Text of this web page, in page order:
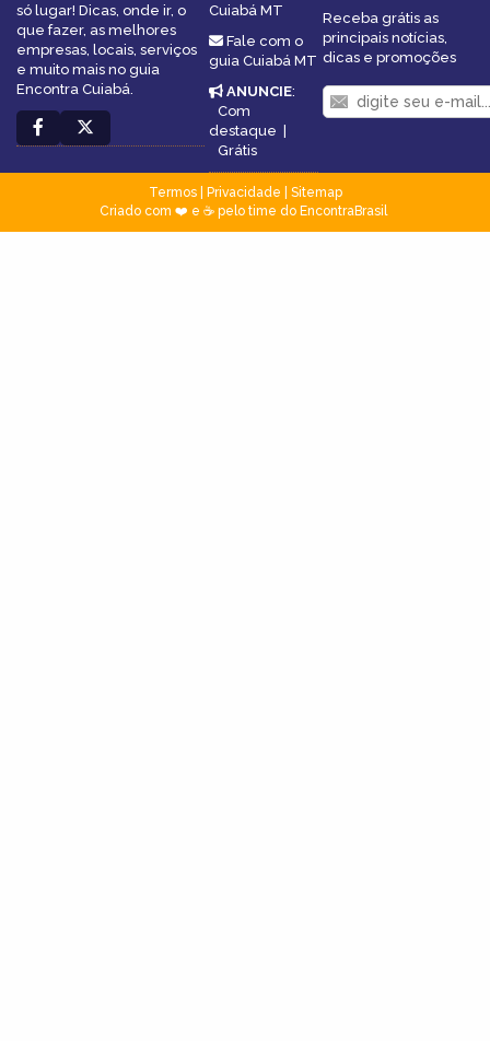
só lugar! Dicas, onde ir, o
que fazer, as melhores
empresas, locais, serviços
e muito mais no guia
Encontra Cuiabá.
Cuiabá MT
Fale com o
guia Cuiabá MT
ANUNCIE:
Com
destaque |
Grátis
Receba grátis as
principais notícias,
dicas e promoções
Termos| Privacidade
Sitemap
Criado com ❤️ e ☕ pelo time do EncontraBrasil